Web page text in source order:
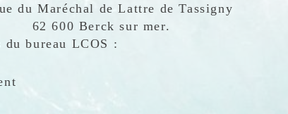
du Maréchal de Lattre de Tassigny
62 600 Berck sur mer.
du bureau LCOS :